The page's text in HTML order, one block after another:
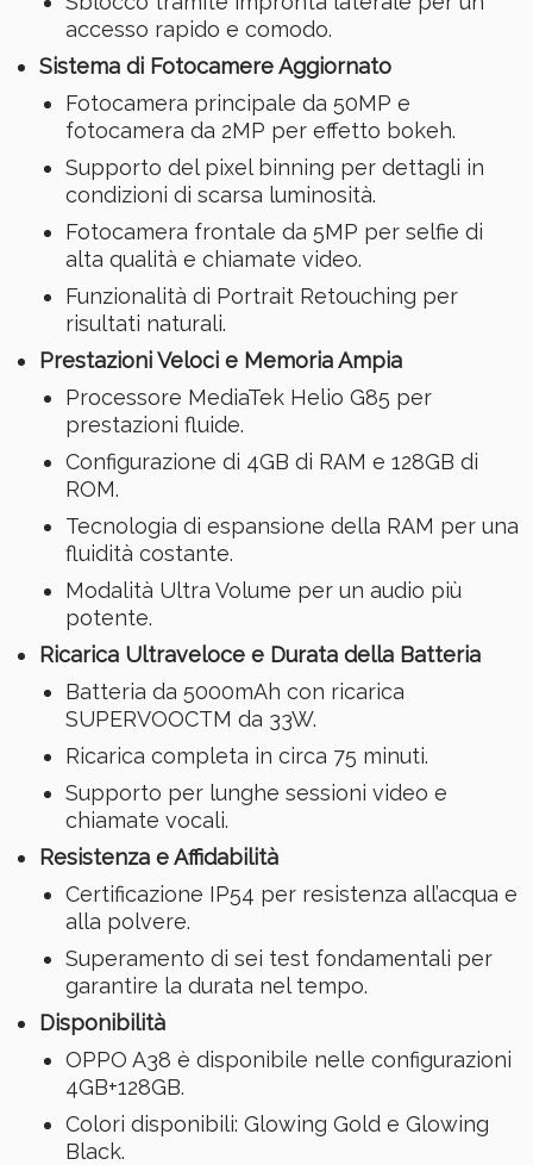
accesso rapido e comodo.
Sistema di Fotocamere Aggiornato
Fotocamera principale da 50MP e
fotocamera da 2MP per effetto bokeh.
Supporto del pixel binning per dettagli in
condizioni di scarsa luminosità.
Fotocamera frontale da 5MP per selfie di
alta qualità e chiamate video.
Funzionalità di Portrait Retouching per
risultati naturali.
Prestazioni Veloci e Memoria Ampia
Processore MediaTek Helio G85 per
prestazioni fluide.
Configurazione di 4GB di RAM e 128GB di
ROM.
Tecnologia di espansione della RAM per una
fluidità costante.
Modalità Ultra Volume per un audio più
potente.
Ricarica Ultraveloce e Durata della Batteria
Batteria da 5000mAh con ricarica
SUPERVOOCTM da 33W.
Ricarica completa in circa 75 minuti.
Supporto per lunghe sessioni video e
chiamate vocali.
Resistenza e Affidabilità
Certificazione IP54 per resistenza all’acqua e
alla polvere.
Superamento di sei test fondamentali per
garantire la durata nel tempo.
Disponibilità
OPPO A38 è disponibile nelle configurazioni
4GB+128GB.
Colori disponibili: Glowing Gold e Glowing
Black.